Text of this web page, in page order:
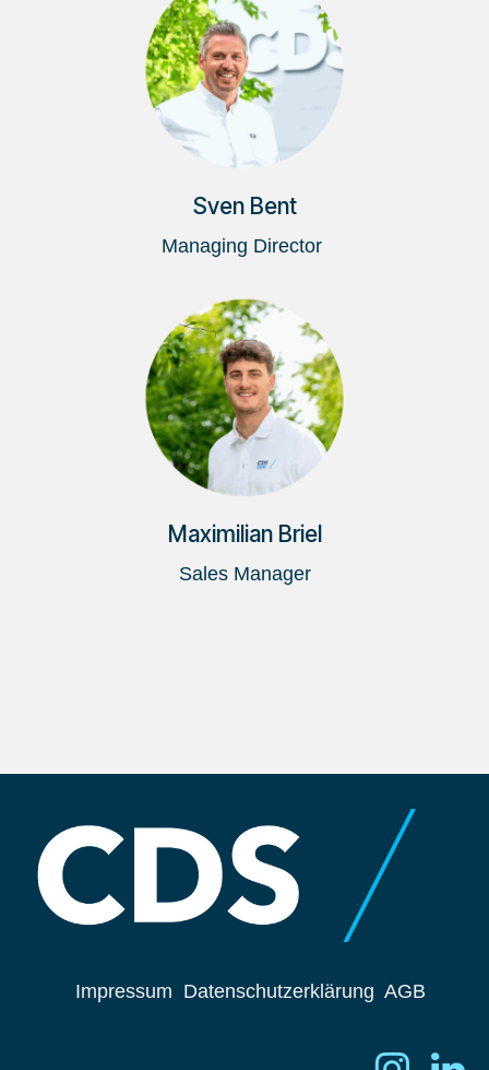
Sven Bent
Managing Director
Maximilian Briel
Sales Manager
Impressum Datenschutzerklärung AGB